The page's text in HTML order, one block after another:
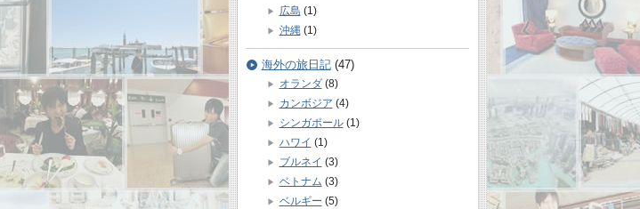
広島 (1)
沖縄(1)
海外の旅日記(47)
オランダ(8)
カンボジア (4)
シンガポール(1)
ハワイ (1)
ブルネイ (3)
ベトナム (3)
ベルギー (5)